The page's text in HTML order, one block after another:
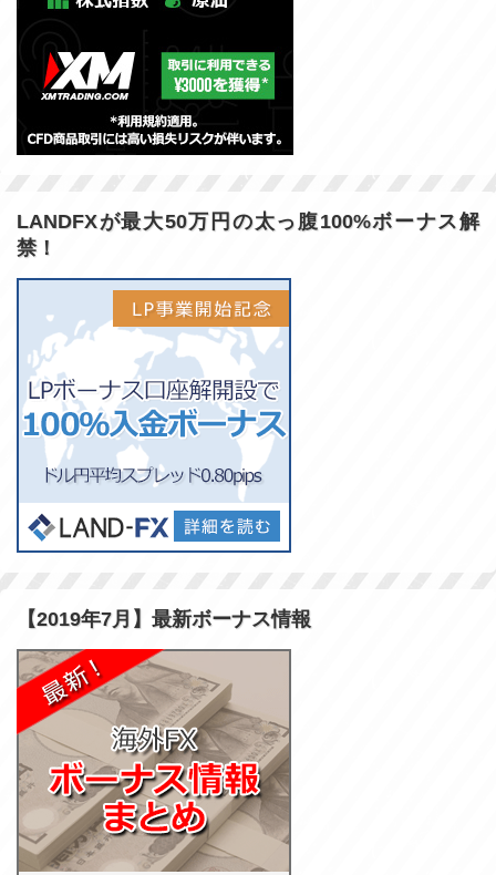
LANDFXが最大50万円の太っ腹100%ボーナス解
禁！
【2019年7月】最新ボーナス情報